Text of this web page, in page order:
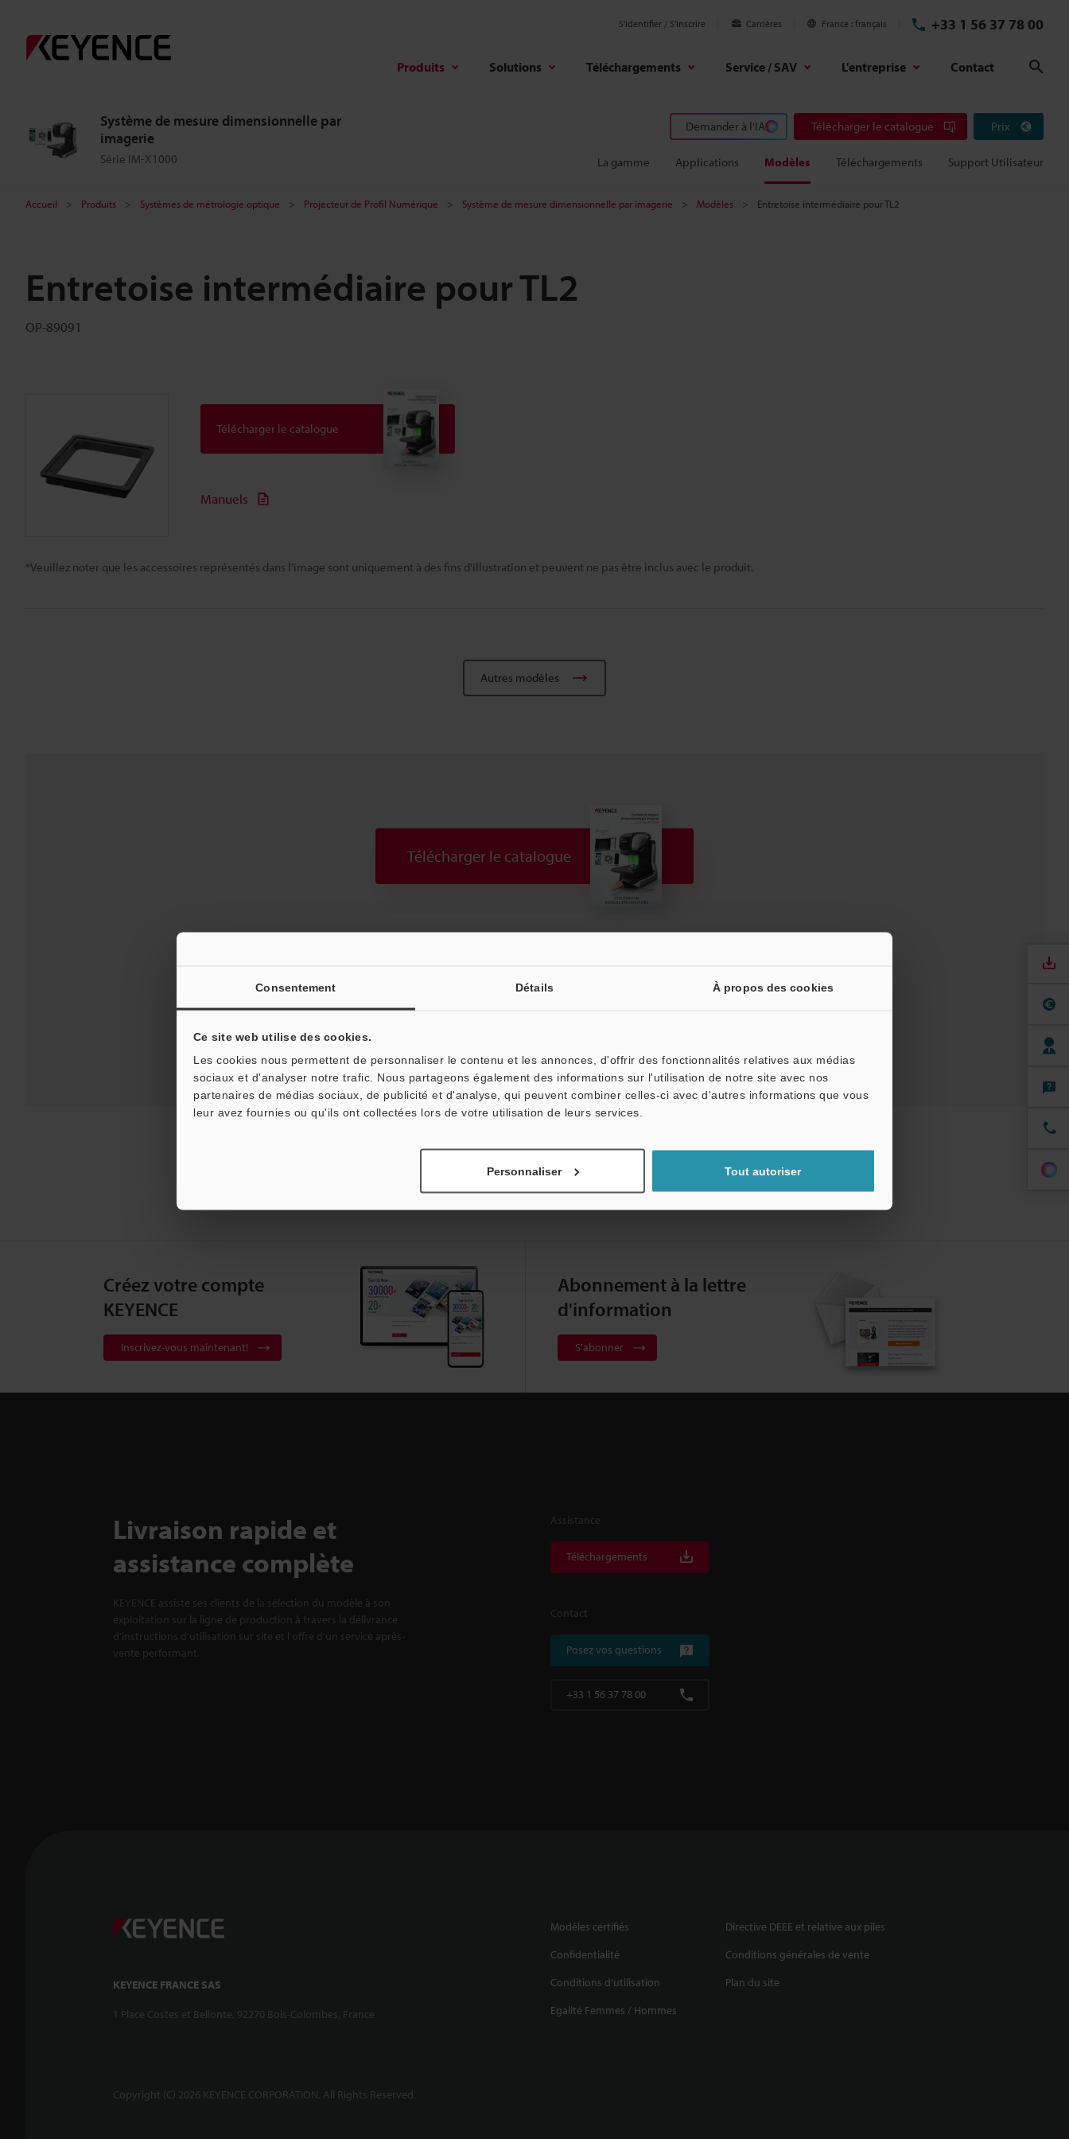
Consentement Détails À propos des cookies
Ce site web utilise des cookies.
Les cookies nous permettent de personnaliser le contenu et les annonces, d'offrir des fonctionnalités relatives aux médias
sociaux et d'analyser notre trafic. Nous partageons également des informations sur l'utilisation de notre site avec nos
partenaires de médias sociaux, de publicité et d'analyse, qui peuvent combiner celles-ci avec d'autres informations que vous
leur avez fournies ou qu'ils ont collectées lors de votre utilisation de leurs services.
Personnaliser Tout autoriser
S'identifier / S’inscrire Carrières France français +33 1 56 37 78 00
Produits Solutions Téléchargements Service / SAV L'entreprise Contact
Système de mesure dimensionnelle par
imagerie
Série IM-X1000
Demander à l'IA Télécharger le catalogue Prix
La gamme Applications Modèles Téléchargements Support Utilisateur
Accueil Produits Systèmes de métrologie optique Projecteur de Profil Numérique Système de mesure dimensionnelle par imagerie Modèles Entretoise intermédiaire pour TL2
Entretoise intermédiaire pour TL2
OP-89091
*Veuillez noter que les accessoires représentés dans l'image sont uniquement à des fins d'illustration et peuvent ne pas être inclus avec le produit.
Télécharger le catalogue
Manuels
Autres modèles
Télécharger le catalogue
Assistance: Démo / Test Prêt gratuit pour essai
Créez votre compte
KEYENCE
Inscrivez-vous maintenant!
Abonnement à la lettre
d'information
S'abonner
Livraison rapide et
assistance complète
KEYENCE assiste ses clients de la sélection du modèle à son
exploitation sur la ligne de production à travers la délivrance
d'instructions d'utilisation sur site et l'offre d'un service après-
vente performant.
Assistance
Téléchargements
Contact
Posez vos questions
+33 1 56 37 78 00
KEYENCE FRANCE SAS
1 Place Costes et Bellonte, 92270 Bois-Colombes, France
Modèles certifiés
Directive DEEE et relative aux piles
Confidentialité
Conditions générales de vente
Conditions d'utilisation
Plan du site
Egalité Femmes / Hommes
Copyright (C) 2026 KEYENCE CORPORATION. All Rights Reserved.